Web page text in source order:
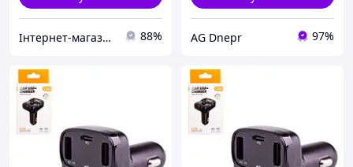
Інтернет-магазин Min Price 88% AG Dnepr 97%